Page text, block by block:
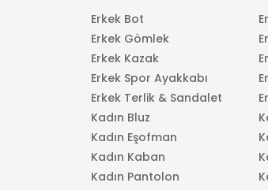
Erkek Bot
Erkek Gömlek
Erkek Kazak
Erkek Spor Ayakkabı
Erkek Terlik & Sandalet
Kadın Bluz
Kadın Eşofman
Kadın Kaban
Kadın Pantolon